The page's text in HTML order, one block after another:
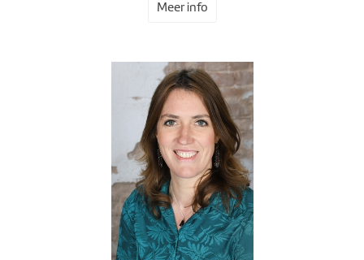
Meer info